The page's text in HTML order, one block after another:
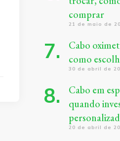
comprar
21 de maio de
Cabo
como
30 de abril de
Cabo em
quando
20 de abril de